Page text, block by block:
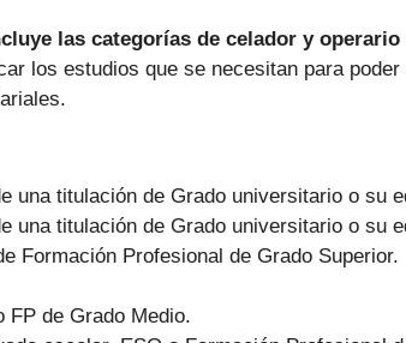
las categorías de celador y
los estudios que se necesitan para
una titulación de Grado universitario o su
una titulación de Grado universitario o su
Formación Profesional de Grado Superior.
de Grado Medio.